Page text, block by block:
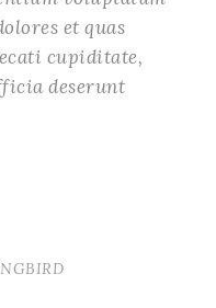
et quas
cupiditate,
deserunt